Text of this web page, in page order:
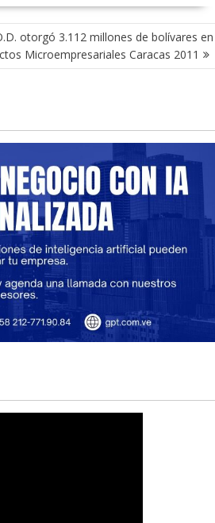
otorgó 3.112 millones de bolívares en
Microempresariales Caracas 2011